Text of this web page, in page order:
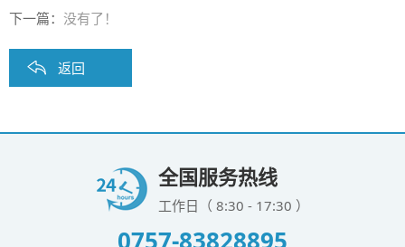
下一篇： 没有了！
返回
全国服务热线
工作日（ 8:30 - 17:30 ）
0757-83828895